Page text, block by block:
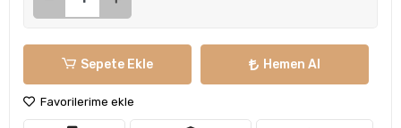
Sepete Ekle Hemen Al
Favorilerime ekle